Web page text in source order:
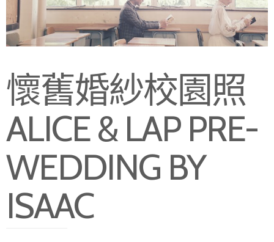
懷舊婚紗校園照
ALICE & LAP PRE-
WEDDING BY
ISAAC